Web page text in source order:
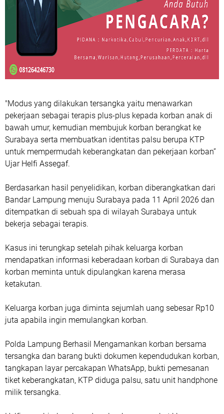
"Modus yang dilakukan tersangka yaitu menawarkan
pekerjaan sebagai terapis plus-plus kepada korban anak di
bawah umur, kemudian membujuk korban berangkat ke
Surabaya serta membuatkan identitas palsu berupa KTP
untuk mempermudah keberangkatan dan pekerjaan korban”
Ujar Helfi Assegaf.
Berdasarkan hasil penyelidikan, korban diberangkatkan dari
Bandar Lampung menuju Surabaya pada 11 April 2026 dan
ditempatkan di sebuah spa di wilayah Surabaya untuk
bekerja sebagai terapis.
Kasus ini terungkap setelah pihak keluarga korban
mendapatkan informasi keberadaan korban di Surabaya dan
korban meminta untuk dipulangkan karena merasa
ketakutan.
Keluarga korban juga diminta sejumlah uang sebesar Rp10
juta apabila ingin memulangkan korban.
Polda Lampung Berhasil Mengamankan korban bersama
tersangka dan barang bukti dokumen kependudukan korban,
tangkapan layar percakapan WhatsApp, bukti pemesanan
tiket keberangkatan, KTP diduga palsu, satu unit handphone
milik tersangka.